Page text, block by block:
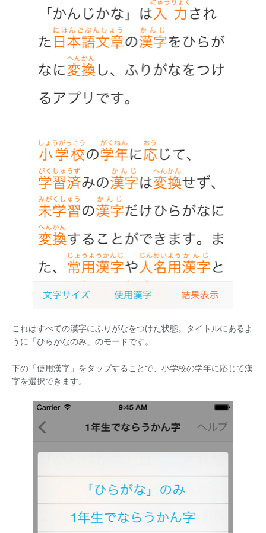
これはすべての漢字にふりがなをつけた状態。タイトルにあるよ
うに「ひらがなのみ」のモードです。
下の「使用漢字」をタップすることで、小学校の学年に応じて漢
字を選択できます。